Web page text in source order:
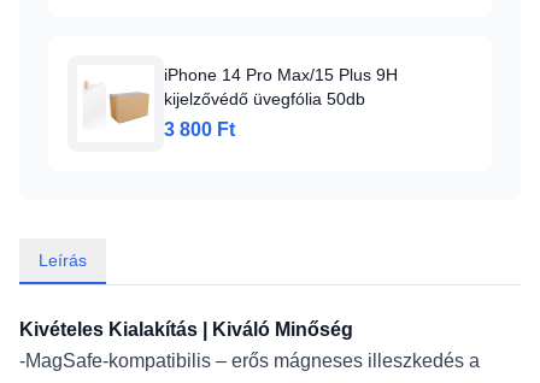
iPhone 14 Pro Max/15 Plus 9H
kijelzővédő üvegfólia 50db
3 800 Ft
Leírás
Kivételes Kialakítás | Kiváló Minőség
-MagSafe-kompatibilis – erős mágneses illeszkedés a